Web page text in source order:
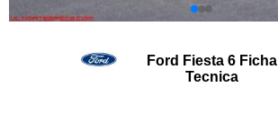
Ford Fiesta 6 Ficha
Tecnica